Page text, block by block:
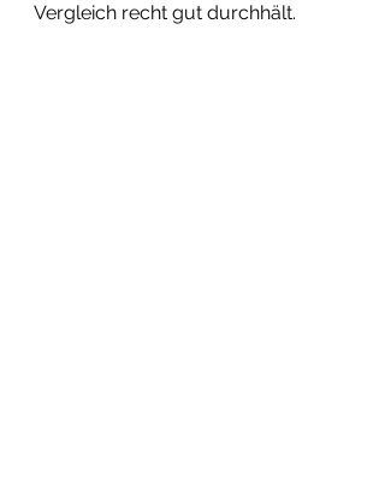
Vergleich recht gut durchhält.